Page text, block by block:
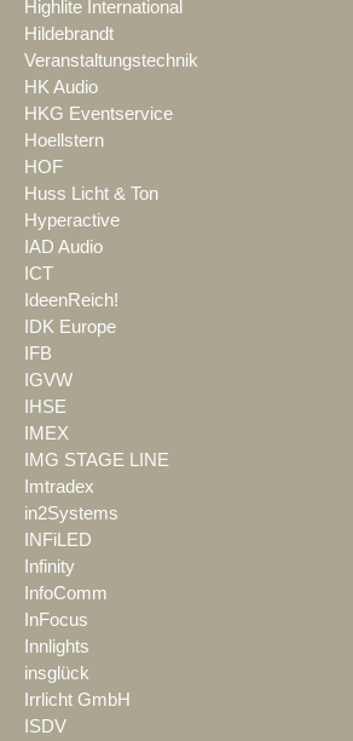
Highlite International
Hildebrandt
Veranstaltungstechnik
HK Audio
HKG Eventservice
Hoellstern
HOF
Huss Licht & Ton
Hyperactive
IAD Audio
ICT
IdeenReich!
IDK Europe
IFB
IGVW
IHSE
IMEX
IMG STAGE LINE
Imtradex
in2Systems
INFiLED
Infinity
InfoComm
InFocus
Innlights
insglück
Irrlicht GmbH
ISDV